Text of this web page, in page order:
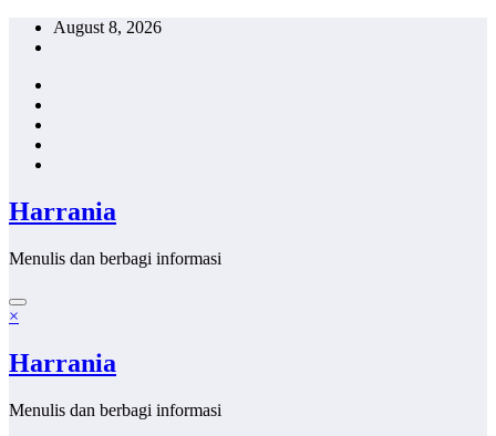
Skip
August 8, 2026
Harrania
Menulis dan berbagi informasi
×
Harrania
Menulis dan berbagi informasi